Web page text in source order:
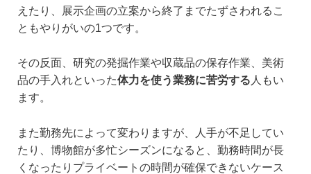
えたり、展示企画の立案から終了までたずさわれるこ
ともやりがいの1つです。
その反面、研究の発掘作業や収蔵品の保存作業、美術
品の手入れといった体力を使う業務に苦労する 人もい
ます。
また勤務先によって変わりますが、人手が不足してい
たり、博物館が多忙シーズンになると、勤務時間が長
くなったりプライベートの時間が確保できないケース